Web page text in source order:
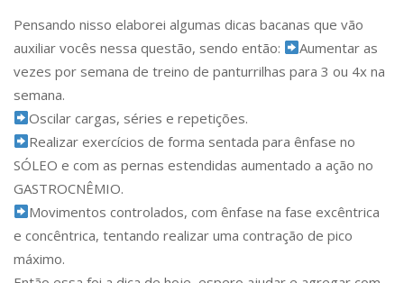
Pensando nisso elaborei algumas dicas bacanas que vão
auxiliar vocês nessa questão, sendo então:
Aumentar as
vezes por semana de treino de panturrilhas para 3 ou 4x na
semana.
Oscilar cargas, séries e repetições.
Realizar exercícios de forma sentada para ênfase no
SÓLEO e com as pernas estendidas aumentado a ação no
GASTROCNÊMIO.
Movimentos controlados, com ênfase na fase excêntrica
e concêntrica, tentando realizar uma contração de pico
máximo.